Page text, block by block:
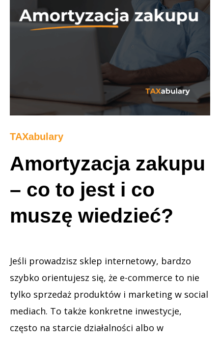
TAXabulary
Amortyzacja zakupu
– co to jest i co
muszę wiedzieć?
Jeśli prowadzisz sklep internetowy, bardzo
szybko orientujesz się, że e-commerce to nie
tylko sprzedaż produktów i marketing w social
mediach. To także konkretne inwestycje,
często na starcie działalności albo w